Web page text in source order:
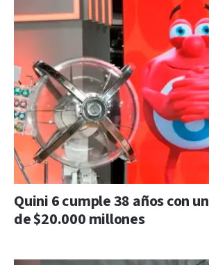
Quini 6 cumple 38 años con
de $20.000 millones